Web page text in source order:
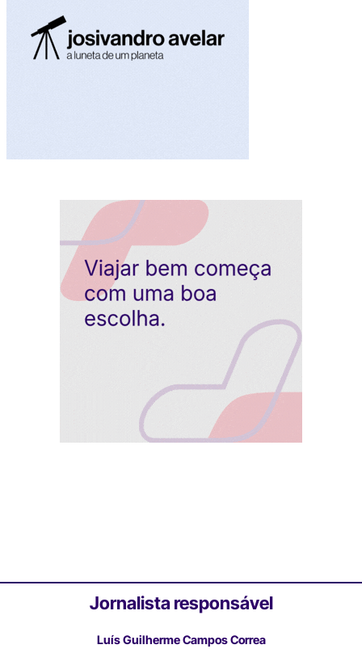
Jornalista responsável
Luís Guilherme Campos Correa